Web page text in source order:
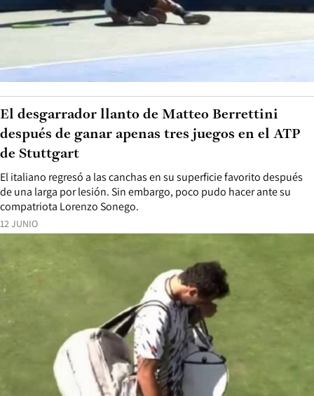
12 JUNIO
El italiano regresó a las canchas en su superficie favorito después
de una larga por lesión. Sin embargo, poco pudo hacer ante su
compatriota Lorenzo Sonego.
El desgarrador llanto de Matteo Berrettini
después de ganar apenas tres juegos en el ATP
de Stuttgart